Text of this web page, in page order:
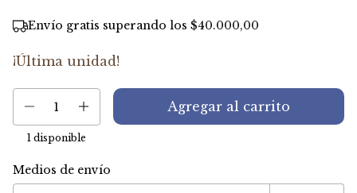
Envío gratis superando los $40.000,00
¡Última unidad!
1 disponible
Entregas para el CP:
Medios de envío